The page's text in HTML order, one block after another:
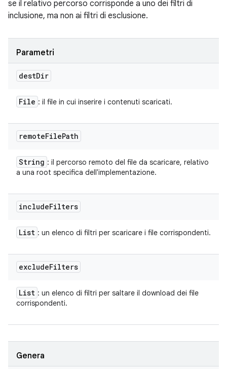
se il relativo percorso corrisponde a uno dei filtri di
inclusione, ma non ai filtri di esclusione.
Parametri
destDir
File : il file in cui inserire i contenuti scaricati.
remoteFilePath
String : il percorso remoto del file da scaricare, relativo
a una root specifica dell'implementazione.
includeFilters
List : un elenco di filtri per scaricare i file corrispondenti.
excludeFilters
List : un elenco di filtri per saltare il download dei file
corrispondenti.
Genera